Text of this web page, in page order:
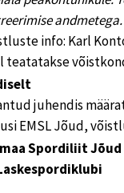
andmetega.
info: Karl
teatatakse
juhendis
EMSL Jõud,
Spordiliit Jõud